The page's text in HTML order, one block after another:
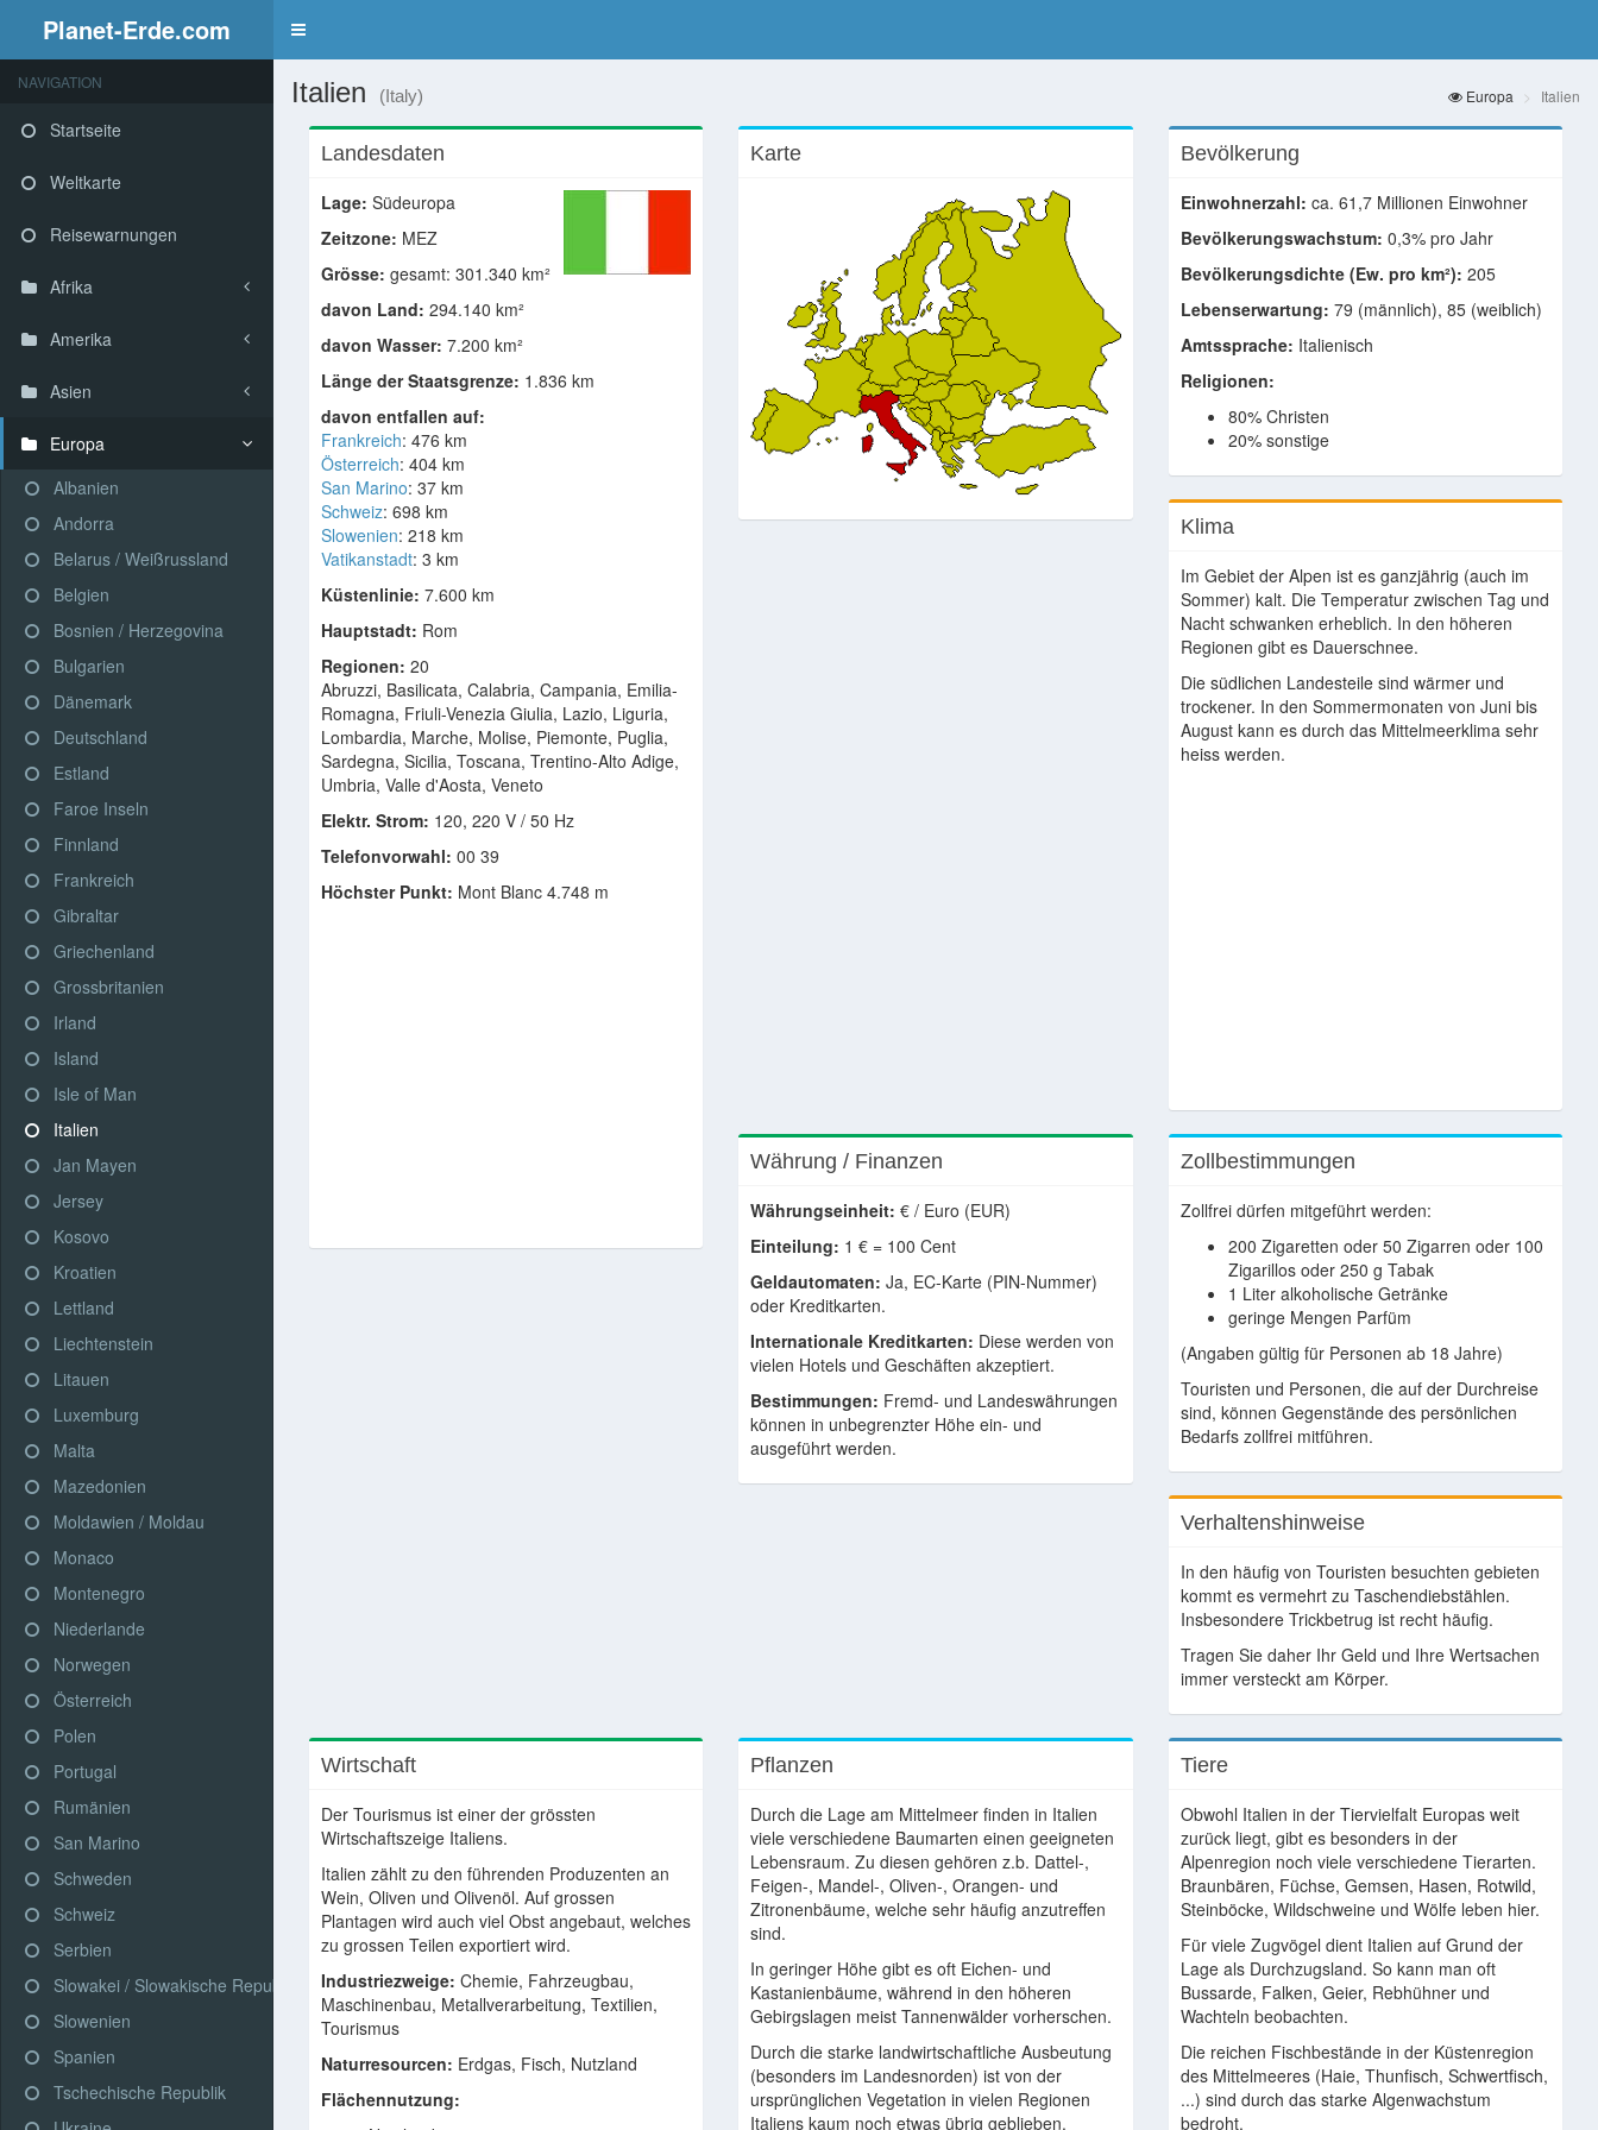
Planet-Erde.com
NAVIGATION
Startseite
Weltkarte
Reisewarnungen
Afrika
Amerika
Asien
Europa
Albanien
Andorra
Belarus / Weißrussland
Belgien
Bosnien / Herzegovina
Bulgarien
Dänemark
Deutschland
Estland
Faroe Inseln
Finnland
Frankreich
Gibraltar
Griechenland
Grossbritanien
Irland
Island
Isle of Man
Italien
Jan Mayen
Jersey
Kosovo
Kroatien
Lettland
Liechtenstein
Litauen
Luxemburg
Malta
Mazedonien
Moldawien / Moldau
Monaco
Montenegro
Niederlande
Norwegen
Österreich
Polen
Portugal
Rumänien
San Marino
Schweden
Schweiz
Serbien
Slowakei / Slowakische Republik
Slowenien
Spanien
Tschechische Republik
Italien (Italy) Europa Italien
Landesdaten
Lage: Südeuropa
Zeitzone: MEZ
Grösse: gesamt: 301.340 km²
davon Land: 294.140 km²
davon Wasser: 7.200 km²
Länge der Staatsgrenze: 1.836 km
davon entfallen auf:
Frankreich: 476 km
Österreich: 404 km
San Marino: 37 km
Schweiz: 698 km
Slowenien: 218 km
Vatikanstadt: 3 km
Küstenlinie: 7.600 km
Hauptstadt: Rom
Regionen: 20
Abruzzi, Basilicata, Calabria, Campania, Emilia-
Romagna, Friuli-Venezia Giulia, Lazio, Liguria,
Lombardia, Marche, Molise, Piemonte, Puglia,
Sardegna, Sicilia, Toscana, Trentino-Alto Adige,
Umbria, Valle d'Aosta, Veneto
Elektr. Strom: 120, 220 V / 50 Hz
Telefonvorwahl: 00 39
Höchster Punkt: Mont Blanc 4.748 m
Karte Bevölkerung
Einwohnerzahl: ca. 61,7 Millionen Einwohner
Bevölkerungswachstum: 0,3% pro Jahr
Bevölkerungsdichte (Ew. pro km²): 205
Lebenserwartung: 79 (männlich), 85 (weiblich)
Amtssprache: Italienisch
Religionen:
80% Christen
20% sonstige
Klima
Im Gebiet der Alpen ist es ganzjährig (auch im
Sommer) kalt. Die Temperatur zwischen Tag und
Nacht schwanken erheblich. In den höheren
Regionen gibt es Dauerschnee.
Die südlichen Landesteile sind wärmer und
trockener. In den Sommermonaten von Juni bis
August kann es durch das Mittelmeerklima sehr
heiss werden.
Währung / Finanzen
Währungseinheit: € / Euro (EUR)
Einteilung: 1 € = 100 Cent
Geldautomaten: Ja, EC-Karte (PIN-Nummer)
oder Kreditkarten.
Internationale Kreditkarten: Diese werden von
vielen Hotels und Geschäften akzeptiert.
Bestimmungen: Fremd- und Landeswährungen
können in unbegrenzter Höhe ein- und
ausgeführt werden.
Zollbestimmungen
Zollfrei dürfen mitgeführt werden:
200 Zigaretten oder 50 Zigarren oder 100
Zigarillos oder 250 g Tabak
1 Liter alkoholische Getränke
geringe Mengen Parfüm
(Angaben gültig für Personen ab 18 Jahre)
Touristen und Personen, die auf der Durchreise
sind, können Gegenstände des persönlichen
Bedarfs zollfrei mitführen.
Verhaltenshinweise
In den häufig von Touristen besuchten gebieten
kommt es vermehrt zu Taschendiebstählen.
Insbesondere Trickbetrug ist recht häufig.
Tragen Sie daher Ihr Geld und Ihre Wertsachen
immer versteckt am Körper.
Wirtschaft
Der Tourismus ist einer der grössten
Wirtschaftszeige Italiens.
Italien zählt zu den führenden Produzenten an
Wein, Oliven und Olivenöl. Auf grossen
Plantagen wird auch viel Obst angebaut, welches
zu grossen Teilen exportiert wird.
Industriezweige: Chemie, Fahrzeugbau,
Maschinenbau, Metallverarbeitung, Textilien,
Tourismus
Naturresourcen: Erdgas, Fisch, Nutzland
Flächennutzung:
Pflanzen
Durch die Lage am Mittelmeer finden in Italien
viele verschiedene Baumarten einen geeigneten
Lebensraum. Zu diesen gehören z.b. Dattel-,
Feigen-, Mandel-, Oliven-, Orangen- und
Zitronenbäume, welche sehr häufig anzutreffen
sind.
In geringer Höhe gibt es oft Eichen- und
Kastanienbäume, während in den höheren
Gebirgslagen meist Tannenwälder vorherschen.
Durch die starke landwirtschaftliche Ausbeutung
(besonders im Landesnorden) ist von der
ursprünglichen Vegetation in vielen Regionen
Italiens kaum noch etwas übrig geblieben.
Tiere
Obwohl Italien in der Tiervielfalt Europas weit
zurück liegt, gibt es besonders in der
Alpenregion noch viele verschiedene Tierarten.
Braunbären, Füchse, Gemsen, Hasen, Rotwild,
Steinböcke, Wildschweine und Wölfe leben hier.
Für viele Zugvögel dient Italien auf Grund der
Lage als Durchzugsland. So kann man oft
Bussarde, Falken, Geier, Rebhühner und
Wachteln beobachten.
Die reichen Fischbestände in der Küstenregion
des Mittelmeeres (Haie, Thunfisch, Schwertfisch,
...) sind durch das starke Algenwachstum
bedroht.